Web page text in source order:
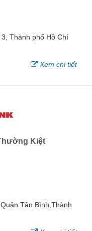
Thành phố Hồ Chí
Xem chi tiết
Kiệt
Tân Bình,Thành